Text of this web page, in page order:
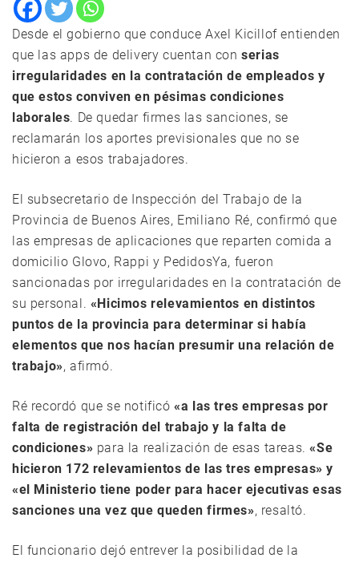
Desde el gobierno que conduce Axel Kicillof entienden
que las apps de delivery cuentan conserias
irregularidades en la contratación de empleados y
que estos conviven en pésimas condiciones
laborales. De quedar firmes las sanciones, se
reclamarán los aportes previsionales que no se
hicieron a esos trabajadores.
El subsecretario de Inspección del Trabajo de la
Provincia de Buenos Aires, Emiliano Ré, confirmó que
las empresas de aplicaciones que reparten comida a
domicilio Glovo, Rappi y PedidosYa, fueron
sancionadas por irregularidades en la contratación de
su personal. «Hicimos relevamientos en distintos
puntos de la provincia para determinar si había
elementos que nos hacían presumir una relación de
trabajo», afirmó.
Ré recordó que se notificó«a las tres empresas por
falta de registración del trabajo y la falta de
condiciones» para la realización de esas tareas.«Se
hicieron 172 relevamientos de las tres empresas» y
«el Ministerio tiene poder para hacer ejecutivas esas
sanciones una vez que queden firmes», resaltó.
El funcionario dejó entrever la posibilidad de la